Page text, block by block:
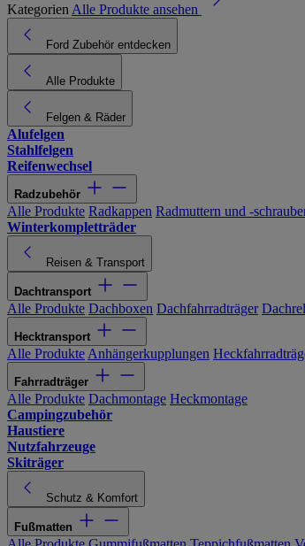
Kategorien Alle Produkte ansehen
Ford Zubehör entdecken
Alle Produkte
Felgen & Räder
Alufelgen
Stahlfelgen
Reifenwechsel
Radzubehör
Alle Produkte Radkappen Radmuttern und -
Winterkompletträder
Reisen & Transport
Dachtransport
Alle Produkte Dachboxen Dachfahrradträger
Hecktransport
Alle Produkte Anhängerkupplungen
Fahrradträger
Alle Produkte Dachmontage Heckmontage
Campingzubehör
Haustiere
Nutzfahrzeuge
Skiträger
Schutz & Komfort
Fußmatten